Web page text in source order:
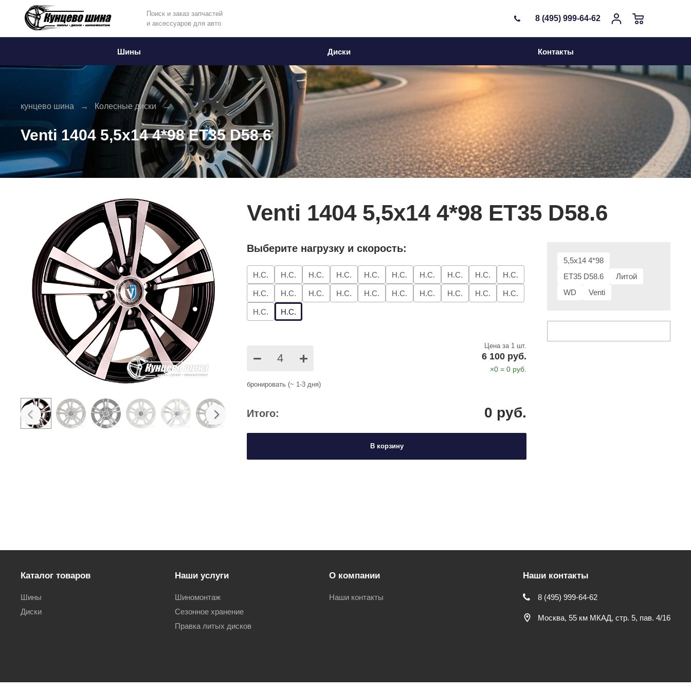
Поиск и заказ запчастей
и аксессуаров для авто
8 (495) 999-64-62
Шины Диски Контакты
кунцево шина Колесные диски
Venti 1404 5,5x14 4*98 ET35 D58.6
Venti 1404 5,5x14 4*98 ET35 D58.6
5,5x14 4*98
ET35 D58.6
Литой
WD
Venti
Выберите нагрузку и скорость:
Н.С. Н.С. Н.С. Н.С. Н.С. Н.С. Н.С. Н.С. Н.С. Н.С.
Н.С. Н.С. Н.С. Н.С. Н.С. Н.С. Н.С. Н.С. Н.С. Н.С.
Н.С. Н.С.
− +
Цена за 1 шт.
6 100 руб.
×0 = 0 руб.
бронировать (~ 1-3 дня)
Итого: 0 руб.
В корзину
Каталог товаров
Шины
Диски
Наши услуги
Шиномонтаж
Сезонное хранение
Правка литых дисков
О компании
Наши контакты
Наши контакты
8 (495) 999-64-62
Москва, 55 км МКАД, стр. 5, пав. 4/16